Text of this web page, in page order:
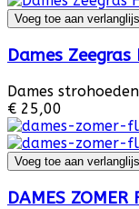
Voeg toe aan
Dames
Dames strohoeden
€ 25,00
Voeg toe aan
DAMES ZOMER